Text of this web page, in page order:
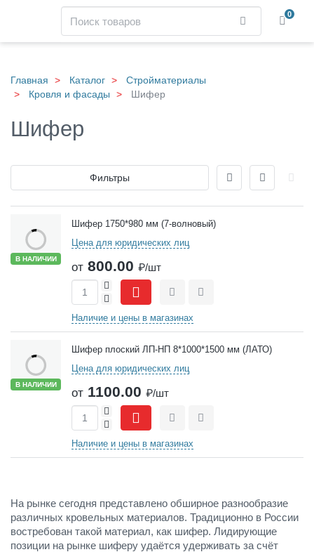
main
content
Найти 0
Главная Каталог
Стройматериалы
Кровля и фасады
Шифер
Шифер
Фильтры
В НАЛИЧИИ
Шифер 1750*980 мм (7-волновый)
Цена для юридических лиц
от 800.00 ₽/шт
-
+
СравнитьОтложить
Наличие и цены в магазинах
В НАЛИЧИИ
Шифер плоский ЛП-НП 8*1000*1500 мм (ЛАТО)
Цена для юридических лиц
от 1100.00 ₽/шт
-
+
СравнитьОтложить
Наличие и цены в магазинах
На рынке сегодня представлено обширное разнообразие
различных кровельных материалов. Традиционно в России
востребован такой материал, как шифер. Лидирующие
позиции на рынке шиферу удаётся удерживать за счёт